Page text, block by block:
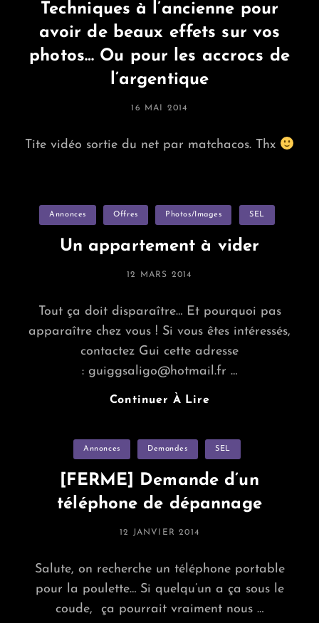
Lieu
De
Pour
Techniques à l’ancienne pour
avoir de beaux effets sur vos
photos… Ou pour les accrocs de
l’argentique
POSTED
16 MAI 2014
Tite vidéo sortie du net par matchacos. Thx
Categories
Annonces Offres Photos/images SEL
Un appartement à vider
POSTED
12 MARS 2014
Tout ça doit disparaître… Et pourquoi pas
apparaître chez vous ! Si vous êtes intéressés,
contactez Gui cette adresse
: guiggsaligo@hotmail.fr …
Continuer À LireUn
Vider
Categories
Annonces Demandes SEL
[FERME] Demande d’un
téléphone de dépannage
POSTED
12 JANVIER 2014
Salute, on recherche un téléphone portable
pour la poulette… Si quelqu’un a ça sous le
coude, ça pourrait vraiment nous …